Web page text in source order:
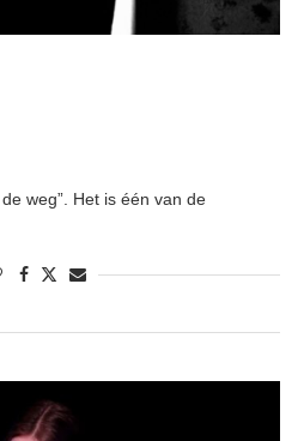
weg”. Het is één van de